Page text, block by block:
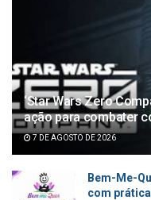
‘Star Wars Zero
ação para combater
7 DE AGOSTO DE 2026
Bem-Me-
com